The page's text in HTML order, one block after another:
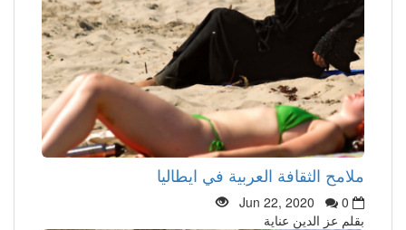
ملامح الثقافة العربية في ايطاليا
Jun 22, 2020
0
بقلم عز الدين عناية